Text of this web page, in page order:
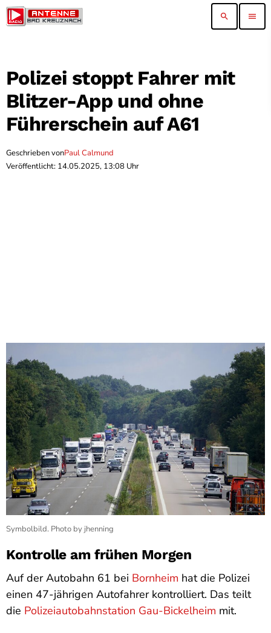
search menu
Polizei stoppt Fahrer mit
Blitzer-App und ohne
Führerschein auf A61
Geschrieben vonPaul Calmund
Veröffentlicht: 14.05.2025, 13:08 Uhr
Symbolbild. Photo by jhenning
Kontrolle am frühen Morgen
Auf der Autobahn 61 bei Bornheim hat die Polizei
einen 47-jährigen Autofahrer kontrolliert. Das teilt
die Polizeiautobahnstation Gau-Bickelheim mit.